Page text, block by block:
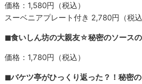
価格：1,580円（税込）
スーベニアプレート付き 2,780円（税込
◼︎食いしん坊の大親友☆秘密のソース
価格：1,780円（税込）
◼︎バケツ亭がひっくり返った？！秘密